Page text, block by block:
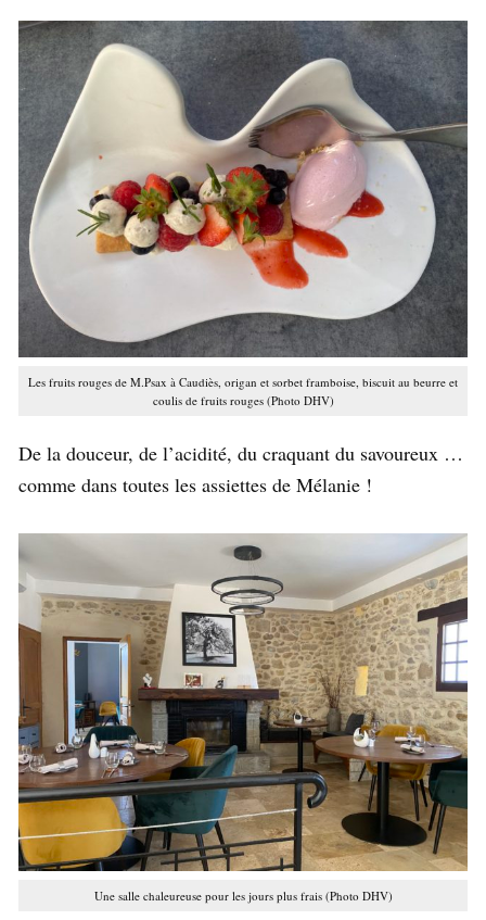
Les fruits rouges de M.Psax à Caudiès, origan et sorbet framboise, biscuit au beurre et
coulis de fruits rouges (Photo DHV)
De la douceur, de l’acidité, du craquant du savoureux …
comme dans toutes les assiettes de Mélanie !
Une salle chaleureuse pour les jours plus frais (Photo DHV)